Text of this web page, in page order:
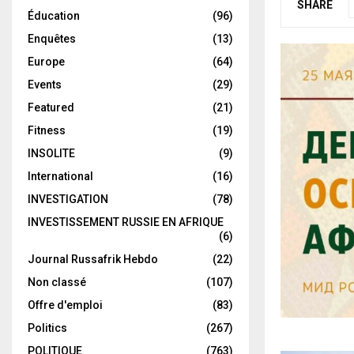
SHARE
Éducation
(96)
Enquêtes
(13)
Europe
(64)
Events
(29)
Featured
(21)
Fitness
(19)
INSOLITE
(9)
International
(16)
INVESTIGATION
(78)
INVESTISSEMENT RUSSIE EN AFRIQUE
(6)
Journal Russafrik Hebdo
(22)
Non classé
(107)
Offre d'emploi
(83)
Politics
(267)
POLITIQUE
(763)